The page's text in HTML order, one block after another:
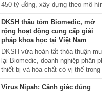
450 tỷ đồng, xây dựng theo mô
hiện đại, tích hợp nghiên cứu, sản
xuất thuốc, khám chữa bệnh và
tạo, hướng tới vai trò trung tâm
Đông y, Đông dược hiện đại hàng
đầu khu vực phía Nam.
DKSH thâu tóm Biomedic, mở
rộng hoạt động cung cấp giải
pháp khoa học tại Việt Nam
DKSH vừa hoàn tất thỏa thuận
lại Biomedic, doanh nghiệp phân
thiết bị và hóa chất có vị thế trong
lĩnh vực công nghệ sinh học và
đoán tại Việt Nam. Thương vụ này
Virus Nipah: Cảnh giác đúng